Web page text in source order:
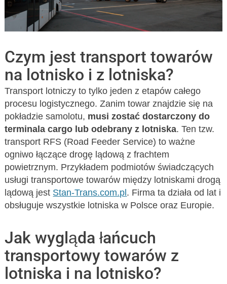
Czym jest transport towarów
na lotnisko i z lotniska?
Transport lotniczy to tylko jeden z etapów całego
procesu logistycznego. Zanim towar znajdzie się na
pokładzie samolotu, musi zostać dostarczony do
terminala cargo lub odebrany z lotniska. Ten tzw.
transport RFS (Road Feeder Service) to ważne
ogniwo łączące drogę lądową z frachtem
powietrznym. Przykładem podmiotów świadczących
usługi transportowe towarów między lotniskami drogą
lądową jest Stan-Trans.com.pl . Firma ta działa od lat i
obsługuje wszystkie lotniska w Polsce oraz Europie.
Jak wygląda łańcuch
transportowy towarów z
lotniska i na lotnisko?